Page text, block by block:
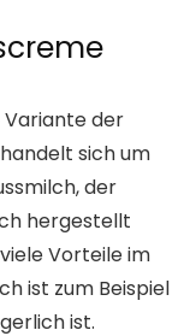
Variante der
sich um
der
hergestellt
Vorteile im
ist zum Beispiel
ist.